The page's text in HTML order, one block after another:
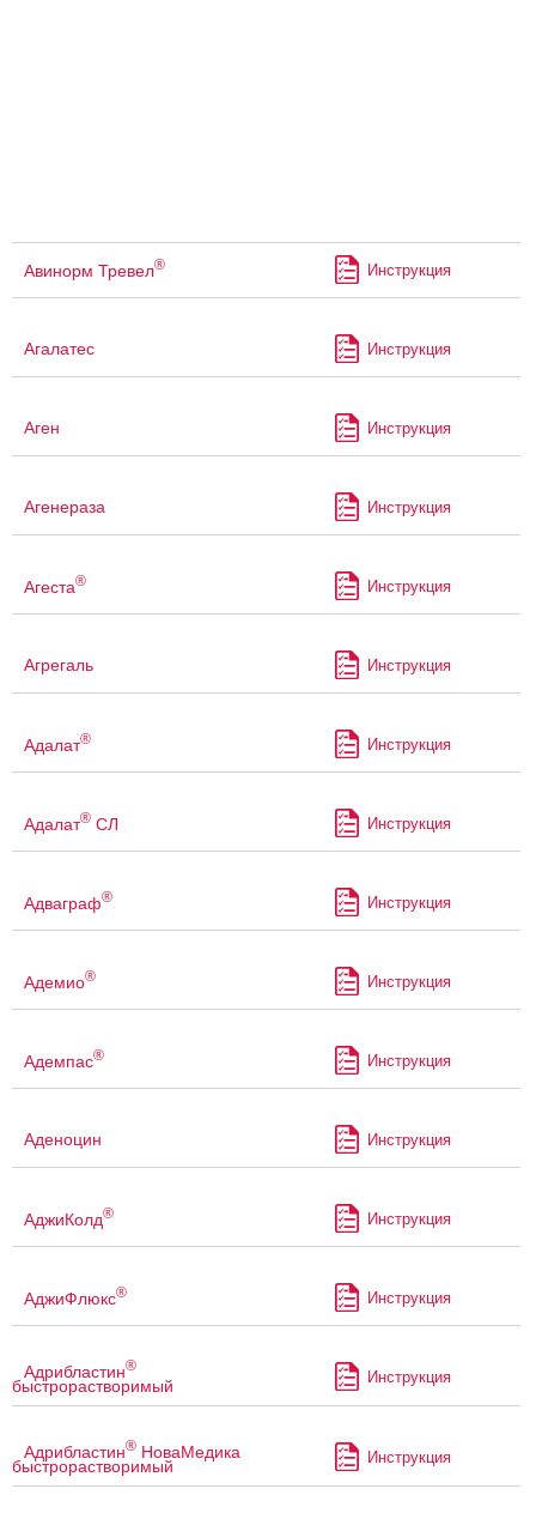
Авинорм Тревел® Инструкция
Агалатес Инструкция
Аген Инструкция
Агенераза Инструкция
Агеста® Инструкция
Агрегаль Инструкция
Адалат® Инструкция
Адалат® СЛ Инструкция
Адваграф® Инструкция
Адемио® Инструкция
Адемпас® Инструкция
Аденоцин Инструкция
АджиКолд® Инструкция
АджиФлюкс® Инструкция
Адрибластин®
быстрорастворимый Инструкция
Адрибластин® НоваМедика
быстрорастворимый Инструкция